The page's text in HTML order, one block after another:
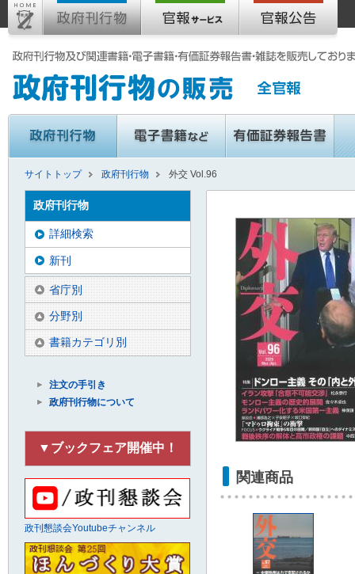
サイトトップ 政府刊行物 外交 Vol.96
関連商品
政府刊行物
詳細検索
新刊
省庁別
分野別
書籍カテゴリ別
注文の手引き
政府刊行物について
▼ブックフェア開催中！
政刊懇談会Youtubeチャンネル